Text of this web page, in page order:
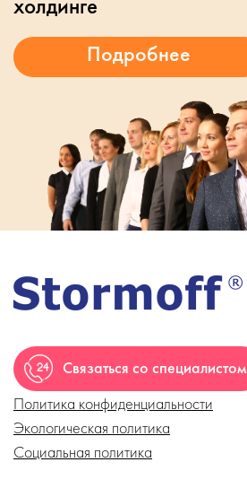
Связаться со специалистом
Политика конфиденциальности
Экологическая политика
Социальная политика